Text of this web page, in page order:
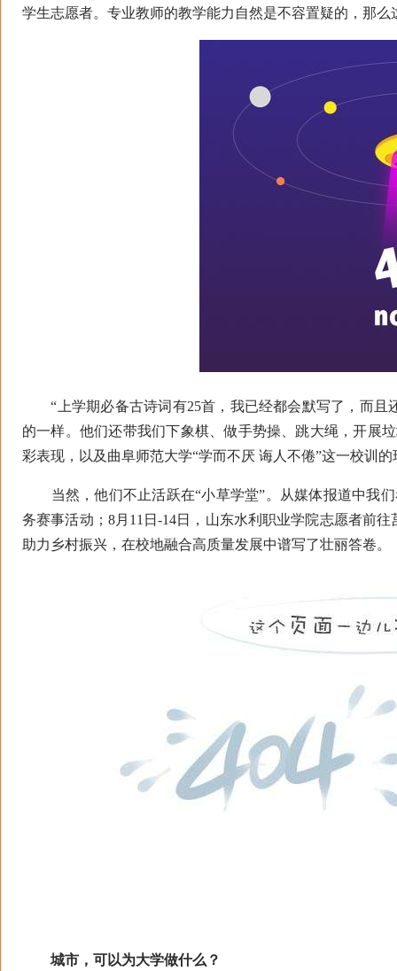
学生志愿者。专业教师的教学能力自然是不容置疑的，那
“上学期必备古诗词有25首，我已经都会默写了，而且
的一样。他们还带我们下象棋、做手势操、跳大绳，开展
彩表现，以及曲阜师范大学“学而不厌 诲人不倦”这一校训
当然，他们不止活跃在“小草学堂”。从媒体报道中我们
务赛事活动；8月11日-14日，山东水利职业学院志愿者前
助力乡村振兴，在校地融合高质量发展中谱写了壮丽答卷。
城市，可以为大学做什么？